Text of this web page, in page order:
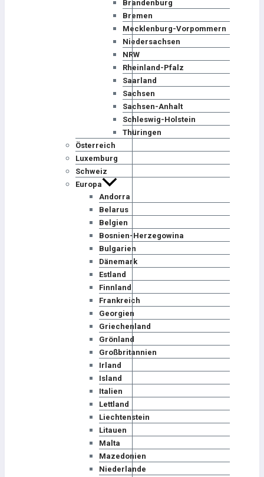
Brandenburg
Bremen
Mecklenburg-Vorpommern
Niedersachsen
NRW
Rheinland-Pfalz
Saarland
Sachsen
Sachsen-Anhalt
Schleswig-Holstein
Thüringen
Österreich
Luxemburg
Schweiz
Europa
Andorra
Belarus
Belgien
Bosnien-Herzegowina
Bulgarien
Dänemark
Estland
Finnland
Frankreich
Georgien
Griechenland
Grönland
Großbritannien
Irland
Island
Italien
Lettland
Liechtenstein
Litauen
Malta
Mazedonien
Niederlande